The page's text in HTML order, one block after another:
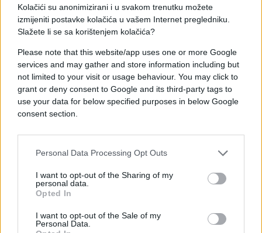
Kolačići su anonimizirani i u svakom trenutku možete
izmijeniti postavke kolačića u vašem Internet pregledniku.
Slažete li se sa korištenjem kolačića?
Please note that this website/app uses one or more Google
services and may gather and store information including but
not limited to your visit or usage behaviour. You may click to
grant or deny consent to Google and its third-party tags to
use your data for below specified purposes in below Google
consent section.
Personal Data Processing Opt Outs
I want to opt-out of the Sharing of my
personal data.
Opted In
I want to opt-out of the Sale of my
Personal Data.
"Još važnije, kod izjednačujućeg pogotka
Gvardiola dosuđeno je zaleđe Pašalića zbog
nepostojećeg igranja loptom Matanovića,
isključivo zato što je senzor tako pokazao.
Smatramo da je riječ o zloupotrebi tehnologije,
koju podržavamo u fudbalu, ali ovakva primjena nije
korisna ni FIFA-i, ni reprezentacijama, niti
ljubiteljima fudbala", naveo je Pacak.
je važno ukazati na, kako navode, propuste u
primjeni tehnologije i zatražiti detaljno
obrazloženje svih spornih odluka.
Portugal je pobjedom od 2:1 izborio plasman u
četvrtfinale, dok je Hrvatska završila nastup na